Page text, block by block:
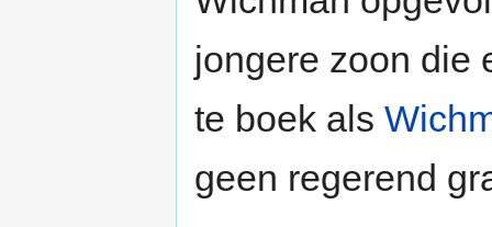
jongere zoon die
te boek als
geen regerend